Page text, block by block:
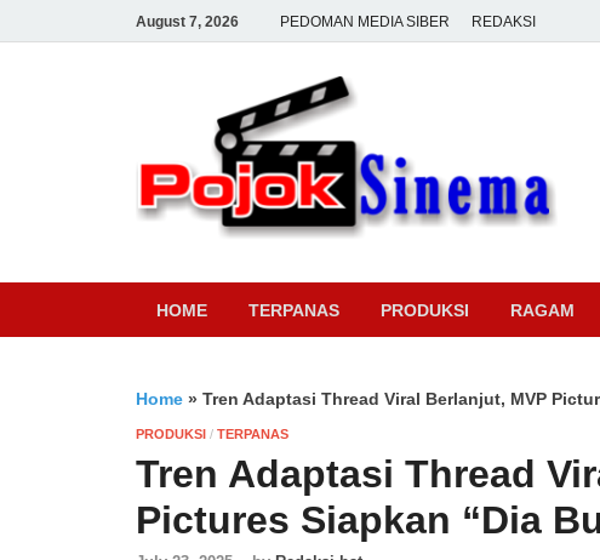
August 7, 2026 PEDOMAN MEDIA SIBER REDAKSI
HOME TERPANAS PRODUKSI RAGAM
Home » Tren Adaptasi Thread Viral Berlanjut, MVP
PRODUKSI / TERPANAS
Tren Adaptasi Thread
Pictures Siapkan “Dia